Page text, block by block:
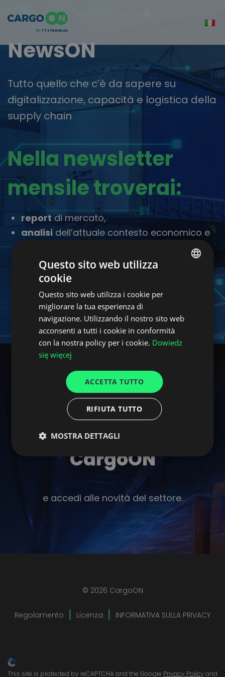
NewsON
Tutto quello che c’è da sapere su
digitalizzazione, capacità e logistica della
supply chain
Nella newsletter
mensile troverai:
reportdi mercato,
analisi dell’attuale contesto economico e
novità di settore,
esempi disoluzioni tecnologiche
innovativeper le catene di distribuzione e
la logistica.
Iscriviti alla
newsletter di
CargoON
e accedi alle novità del settore.
© 2026 CargoON
Regolamento Licenza INFORMATIVA SULLA PRIVACY
This site is protected by reCAPTCHA and the Google Privacy Policy and
UKRAINIAN
SPANISH
Questo sito web utilizza
cookie
Questo sito web utilizza i cookie per
migliorare la tua esperienza di
navigazione. Utilizzando il nostro sito web
acconsenti a tutti i cookie in conformità
con la nostra policy per i cookie. Dowiedz
się więcej
ACCETTA TUTTO
RIFIUTA TUTTO
MOSTRA DETTAGLI